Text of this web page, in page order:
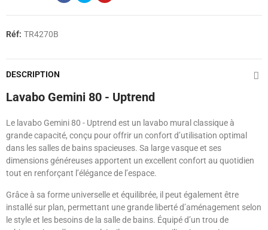
Réf: TR4270B
DESCRIPTION
Lavabo Gemini 80 - Uptrend
Le lavabo Gemini 80 - Uptrend est un lavabo mural classique à
grande capacité, conçu pour offrir un confort d’utilisation optimal
dans les salles de bains spacieuses. Sa large vasque et ses
dimensions généreuses apportent un excellent confort au quotidien
tout en renforçant l’élégance de l’espace.
Grâce à sa forme universelle et équilibrée, il peut également être
installé sur plan, permettant une grande liberté d’aménagement selon
le style et les besoins de la salle de bains. Équipé d’un trou de